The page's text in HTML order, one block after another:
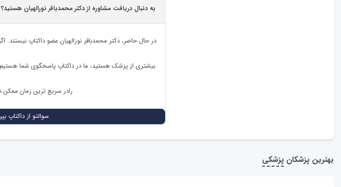
به دنبال دریافت مشاوره از دکتر محمدباقر نورالهیان هستید؟
در حال حاضر، دکتر محمدباقر نورالهیانعضو داکتاپ نیستند.
بیشتری از پزشک هستید، ما در داکتاپ پاسخگوی شما
رادر سریع ترین زمان ممکن
سوالتو از داکتاپ
بهترین پزشکان پزشکی